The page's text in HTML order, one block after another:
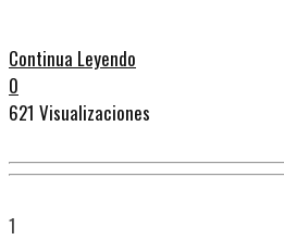
Continua Leyendo
0
621 Visualizaciones
1